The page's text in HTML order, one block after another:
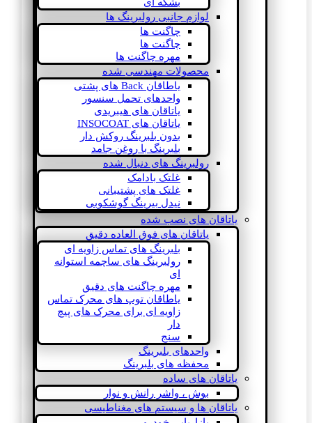
لوازم جانبی رولبرینگ ها
چاگنت ها
چاگنت ها
مهره چاگنت ها
محصولات مهندسی شده
یاطاقان Back های پشتی
واحدهای تحمل سنسور
یاتاقان های هیبریدی
یاتاقان های INSOCOAT
بدون بلبرینگ روکش دار
بلبرینگ با روغن جامد
رولبرینگ های دنبال شده
غلتک بادامک
غلتک های پشتیبانی
نیدل بیرینگ گوشکوبی
یاتاقان های نصب شده
یاتاقان های فوق العاده دقیق
بلبرینگ های تماس زاویه ای
رولبرینگ های ساچمه استوانه
ای
مهره چاگنت های دقیق
یاطاقان توپ های محرک تماس
زاویه ای برای محرک های پیچ
دار
سنج
واحدهای بلبرینگ
محفظه های بلبرینگ
یاتاقان های ساده
بوش ، واشر رانش و نوار
یاتاقان ها و سیستم های مغناطیسی